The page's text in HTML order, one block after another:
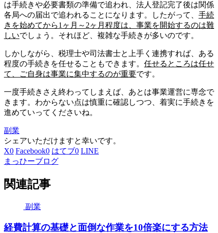
は手続きや必要書類の準備で追われ、法人登記完了後は関係
各局への届出で追われることになります。したがって、 手続
きを始めてから1ヶ月～2ヶ月程度は、事業を開始するのは難
しいでしょう。それほど、複雑な手続きが多いのです。
しかしながら、税理士や司法書士と上手く連携すれば、ある
程度の手続きを任せることもできます。 任せるところは任せ
て、ご自身は事業に集中するのが重要です。
一度手続きさえ終わってしまえば、あとは事業運営に専念で
きます。わからない点は慎重に確認しつつ、着実に手続きを
進めていってくださいね。
副業
シェアいただけますと幸いです。
X0 Facebook0 はてブ0 LINE
まっひーブログ
関連記事
副業
経費計算の基礎と面倒な作業を10倍楽にする方法